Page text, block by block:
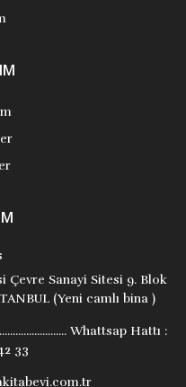
Çevre Sanayi Sitesi 9. Blok
(Yeni camlı bina )
Whattsap Hattı :
33